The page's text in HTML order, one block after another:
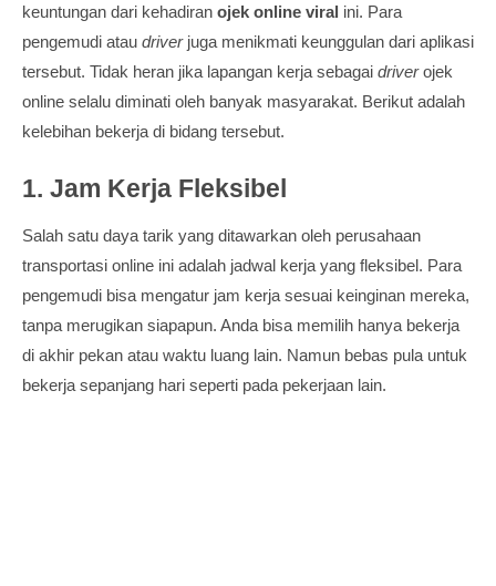
keuntungan dari kehadiran ojek online viral ini. Para
pengemudi atau driver juga menikmati keunggulan dari aplikasi
tersebut. Tidak heran jika lapangan kerja sebagai driverojek
online selalu diminati oleh banyak masyarakat. Berikut adalah
kelebihan bekerja di bidang tersebut.
1. Jam Kerja Fleksibel
Salah satu daya tarik yang ditawarkan oleh perusahaan
transportasi online ini adalah jadwal kerja yang fleksibel. Para
pengemudi bisa mengatur jam kerja sesuai keinginan mereka,
tanpa merugikan siapapun. Anda bisa memilih hanya bekerja
di akhir pekan atau waktu luang lain. Namun bebas pula untuk
bekerja sepanjang hari seperti pada pekerjaan lain.